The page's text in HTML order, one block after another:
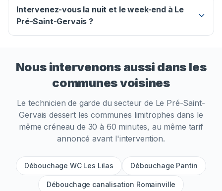
Intervenez-vous la nuit et le week-end à Le
Pré-Saint-Gervais ?
Nous intervenons aussi dans les
communes voisines
Le technicien de garde du secteur de Le Pré-Saint-
Gervais dessert les communes limitrophes dans le
même créneau de 30 à 60 minutes, au même tarif
annoncé avant l'intervention.
Débouchage WC Les Lilas Débouchage Pantin
Débouchage canalisation Romainville